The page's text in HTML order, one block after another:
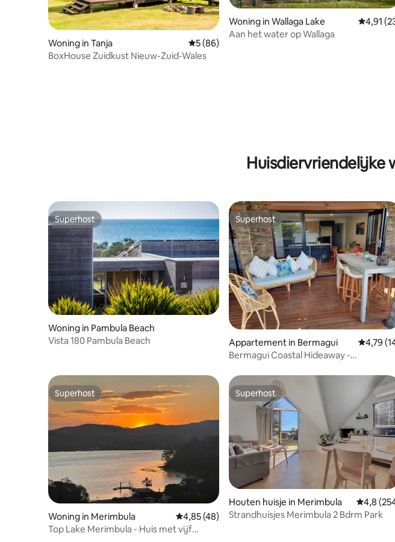
Woning in Tanja Gemiddelde beoordeling van 5 op 5, 86 recensies
5 (86)
BoxHouse Zuidkust Nieuw-Zuid-Wales
Woning in Wallaga Lake
4,91
Aan het water op Wallaga
Huisdiervriendelijke
Superhost
Superhost
Woning in Pambula Beach
Vista 180 Pambula Beach
Superhost
Superhost
Appartement in Bermagui
4,79
Bermagui Coastal Hideaway -
Superhost
Superhost
Woning in Merimbula Gemiddelde beoordeling van 4,85 op 5, 48 recensies
4,85 (48)
Top Lake Merimbula - Huis met vijf
Superhost
Superhost
Houten huisje in Merimbula
4,8
Strandhuisjes Merimbula 2 Bdrm Park